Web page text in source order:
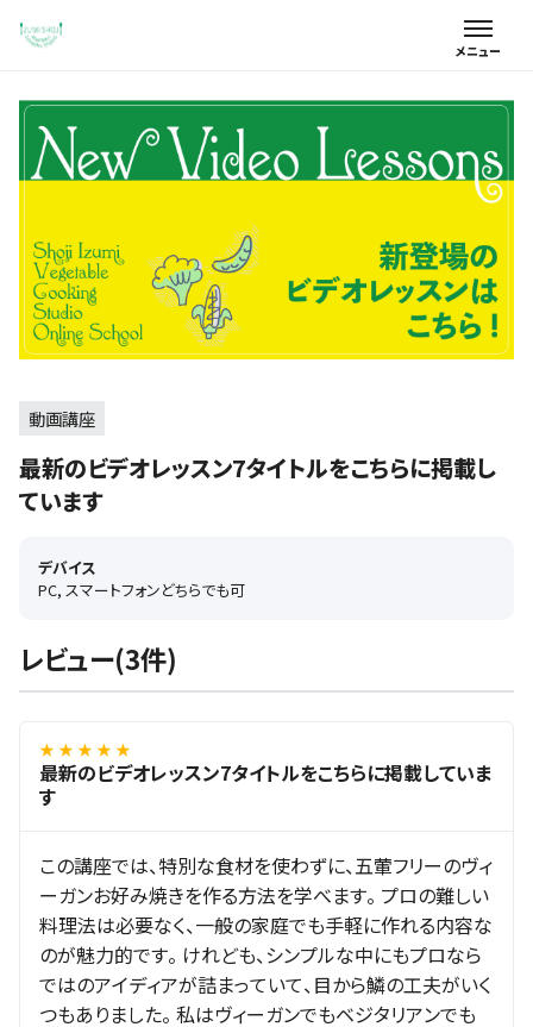
動画講座
最新のビデオレッスン7タイトルをこちらに掲載し
ています
デバイス
PC, スマートフォンどちらでも可
レビュー(3件)
★ ★ ★ ★ ★
最新のビデオレッスン7タイトルをこちらに掲載していま
す
この講座では、特別な食材を使わずに、五葷フリーのヴィ
ーガンお好み焼きを作る方法を学べます。 プロの難しい
料理法は必要なく、一般の家庭でも手軽に作れる内容な
のが魅力的です。 けれども、シンプルな中にもプロなら
ではのアイディアが詰まっていて、目から鱗の工夫がいく
つもありました。 私はヴィーガンでもベジタリアンでも